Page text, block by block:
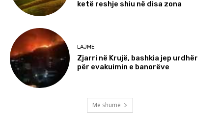
ketë reshje shiu në disa zona
LAJME
Zjarri në Krujë, bashkia jep urdhër
për evakuimin e banorëve
Më shumë